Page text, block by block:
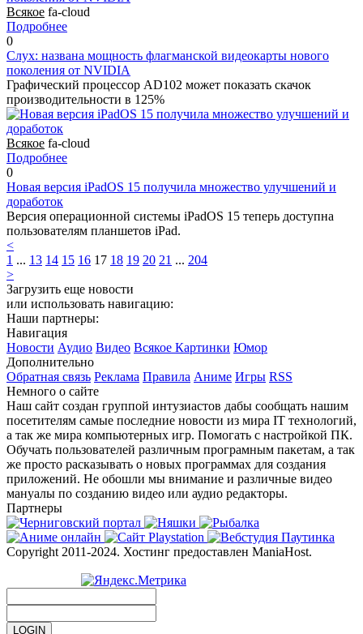
Всякое fa-cloud
Подробнее
0
Слух: названа мощность флагманской видеокарты нового
поколения от NVIDIA
Графический процессор AD102 может показать скачок
производительности в 125%
Всякое fa-cloud
Подробнее
0
Новая версия iPadOS 15 получила множество улучшений и
доработок
Версия операционной системы iPadOS 15 теперь доступна
пользователям планшетов iPad.
<
1 ... 13 14 15 16 17 18 19 20 21 ... 204
>
Загрузить еще новости
или использовать навигацию:
Наши партнеры:
Навигация
Новости Аудио Видео Всякое Картинки Юмор
Дополнительно
Обратная связь Реклама Правила Аниме Игры RSS
Немного о сайте
Наш сайт создан группой интузиастов дабы сообщать нашим
посетителям самые последние новости из мира IT технологий,
а так же мира компьютерных игр. Помогать с настройкой ПК.
Обучать пользователей различным програмным пакетам, а так
же просто расказывать о новых программах для создания
приложений. Не обошли мы внимание и различные видео
мануалы по созданию видео или аудио редакторы.
Партнеры
Copyright 2011-2024. Хостинг предоставлен ManiaHost.